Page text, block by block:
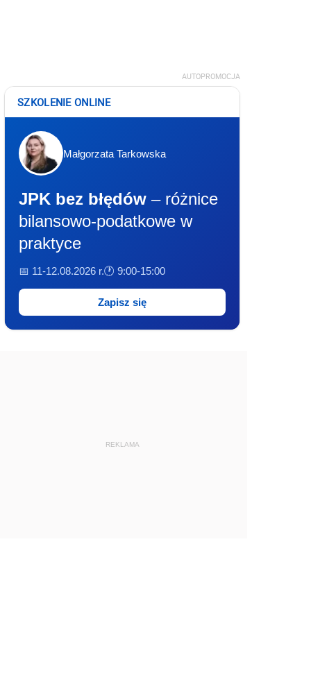
AUTOPROMOCJA
SZKOLENIE ONLINE
Małgorzata Tarkowska
JPK bez błędów – różnice
bilansowo-podatkowe w
praktyce
📅 11-12.08.2026 r.🕐 9:00-15:00
Zapisz się
REKLAMA